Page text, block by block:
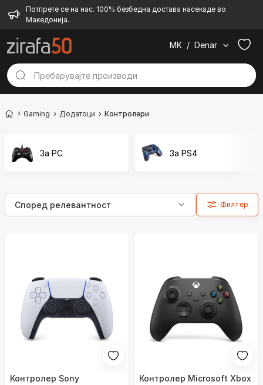
Потпрете се на нас. 100% безбедна достава насекаде во
Македонија.
MK / Denar
Gaming Додатоци Контролери
За PC За PS4
Филтер
Контролер Sony
Контролер Microsoft Xbox